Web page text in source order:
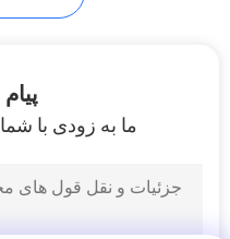
پمپ
ما به زودی با